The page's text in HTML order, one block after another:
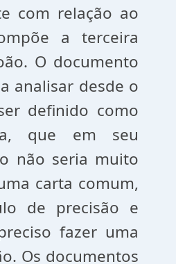
com relação ao
a terceira
O documento
analisar desde o
definido como
que em seu
não seria muito
carta comum,
de precisão e
fazer uma
Os documentos